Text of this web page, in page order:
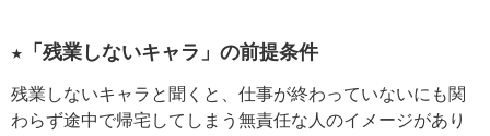
★「残業しないキャラ」の前提条件
残業しないキャラと聞くと、仕事が終わっていないにも関
わらず途中で帰宅してしまう無責任な人のイメージがあり